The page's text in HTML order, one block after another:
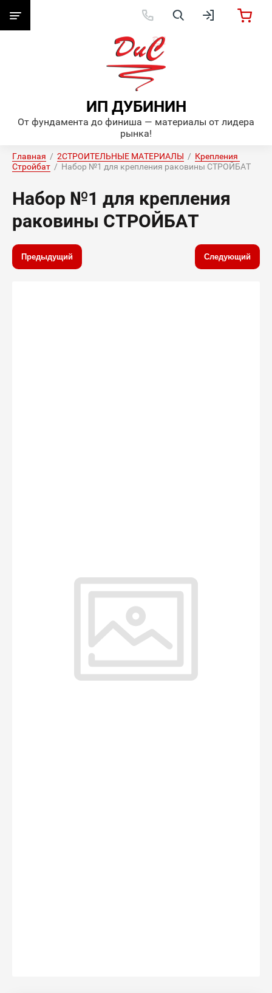
ИП ДУБИНИН
От фундамента до финиша — материалы от лидера
рынка!
Главная
  /
2СТРОИТЕЛЬНЫЕ МАТЕРИАЛЫ
  /
Крепления
Стройбат
  /  Набор №1 для крепления раковины СТРОЙБАТ
Набор №1 для крепления
раковины СТРОЙБАТ
Предыдущий Следующий